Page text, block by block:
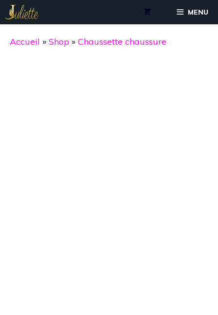
Aller
au
contenu
MENU
Accueil » Shop » Chaussette chaussure